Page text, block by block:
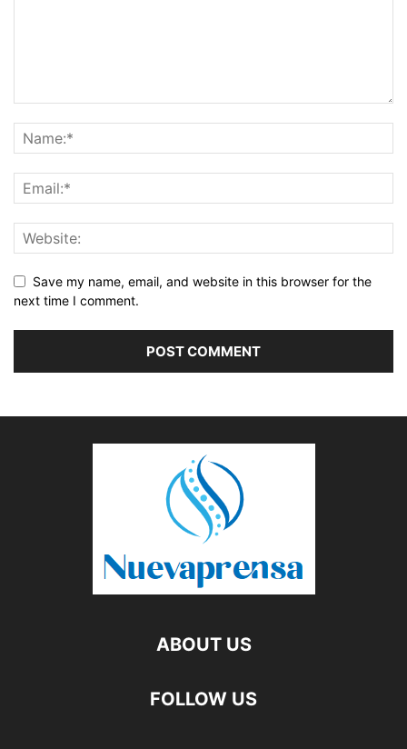
Save my name, email, and website in this browser for the
next time I comment.
ABOUT US
FOLLOW US